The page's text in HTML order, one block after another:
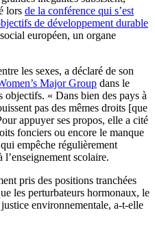
lors de la conférence qui s’est
de développement durable
européen, un organe
les sexes, a déclaré de son
Major Group dans le
objectifs. « Dans bien des pays à
pas des mêmes droits [que
appuyer ses propos, elle a cité
fonciers ou encore le manque
empêche régulièrement
l’enseignement scolaire.
pris des positions tranchées
les perturbateurs hormonaux, le
environnementale, a-t-elle